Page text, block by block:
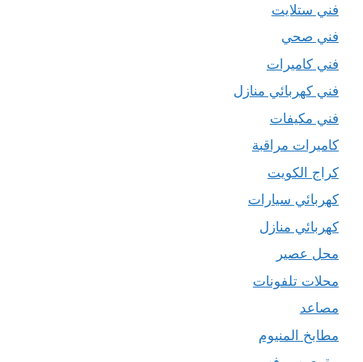
فني ستلايت
فني صحي
فني كاميرات
فني كهربائي منازل
فني مكيفات
كاميرات مراقبة
كراج الكويت
كهربائي سيارات
كهربائي منازل
محل عصير
محلات تلفونات
مصاعد
مطابخ المنيوم